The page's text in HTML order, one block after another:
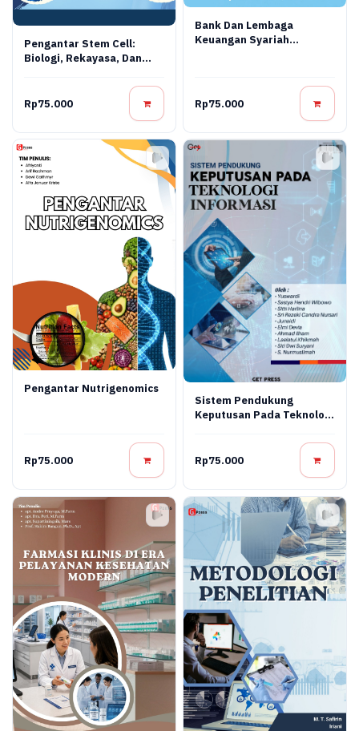
Pengantar Stem Cell:
Biologi, Rekayasa, Dan
Rp75.000
Bank Dan Lembaga
Keuangan Syariah
Rp75.000
Pengantar Nutrigenomics
Rp75.000
Sistem Pendukung
Keputusan Pada Teknologi
Rp75.000